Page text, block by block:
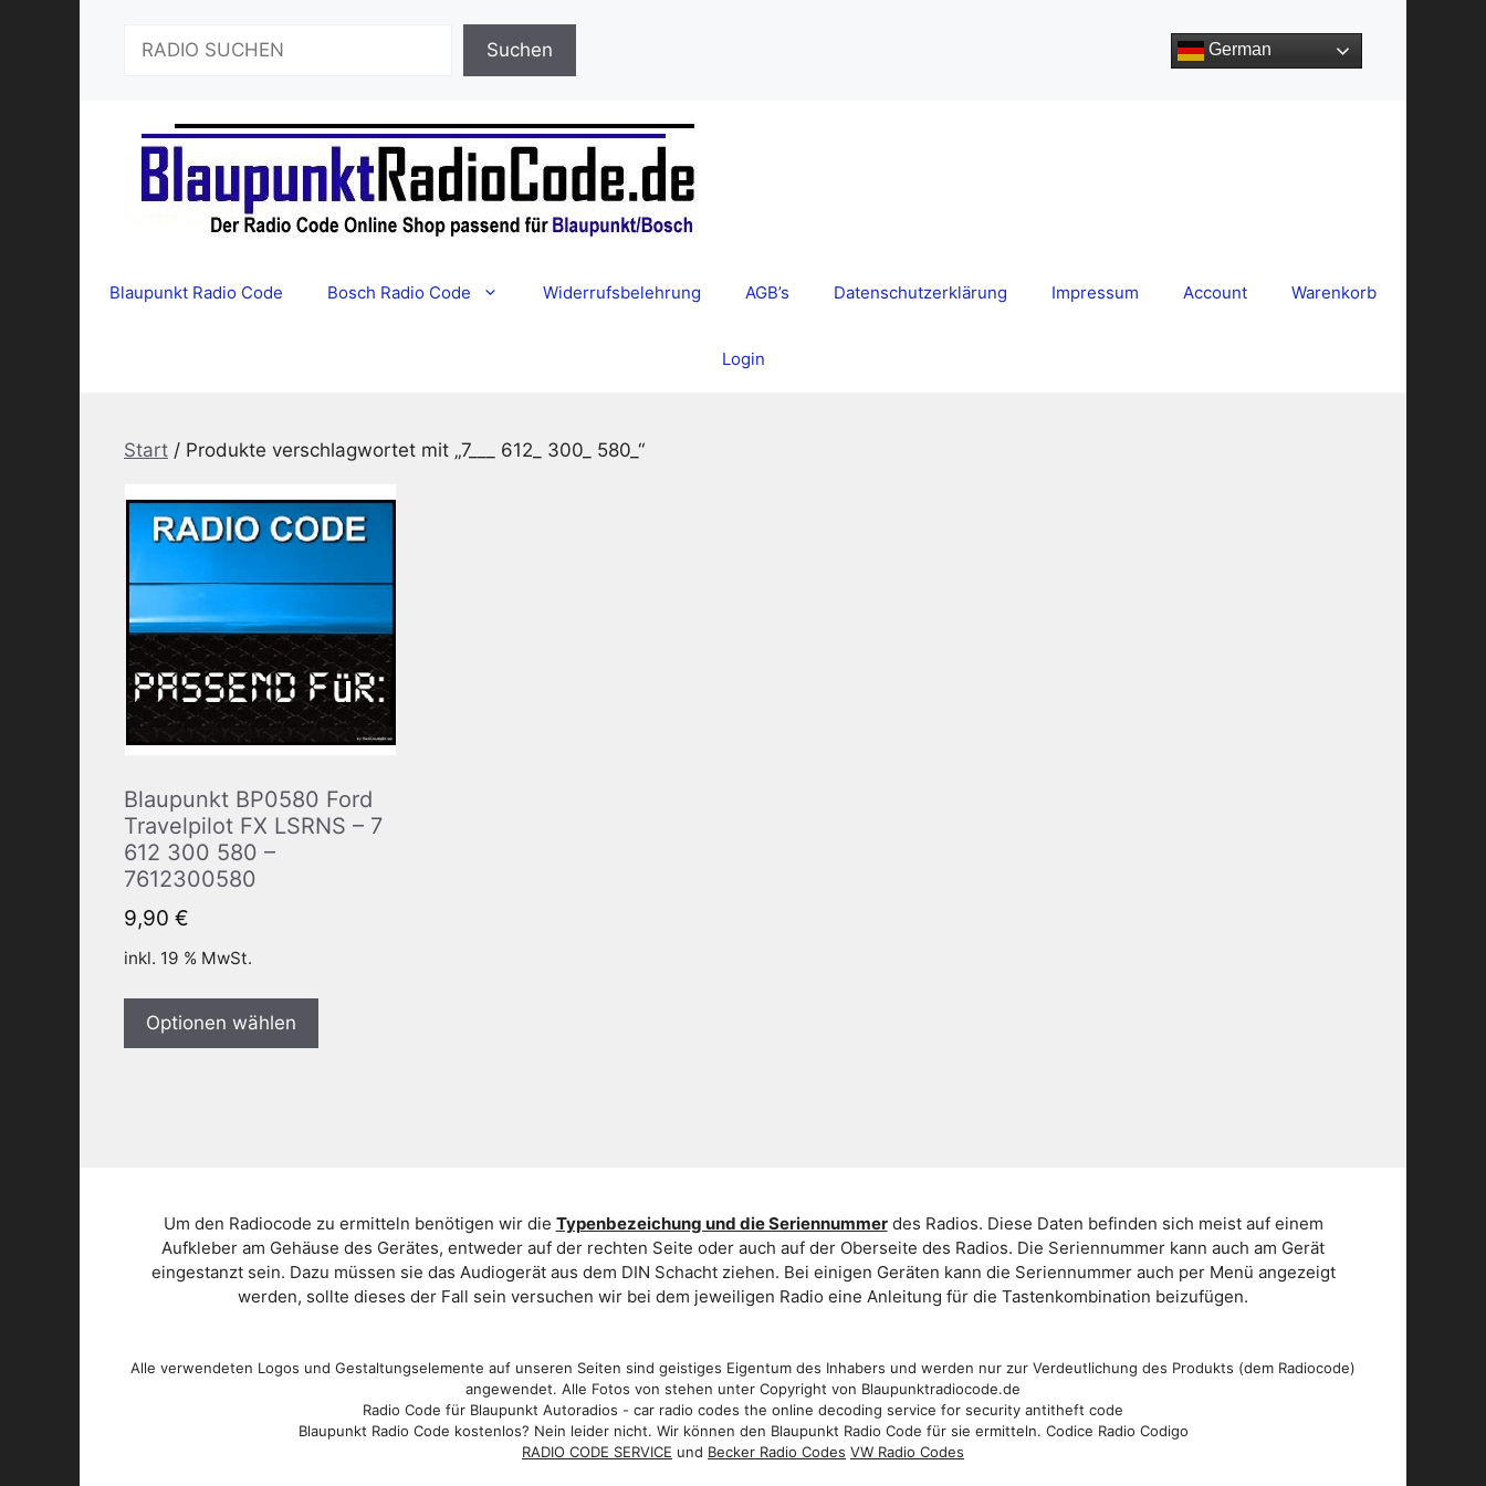
German
Suchen
Blaupunkt Radio Code Bosch Radio Code Widerrufsbelehrung AGB’s Datenschutzerklärung Impressum Account Warenkorb
Login
Start / Produkte verschlagwortet mit „7___ 612_ 300_ 580_“
Blaupunkt BP0580 Ford
Travelpilot FX LSRNS – 7
612 300 580 –
7612300580
9,90 €
inkl. 19 % MwSt.
Optionen wählen
Um den Radiocode zu ermitteln benötigen wir die Typenbezeichung und die Seriennummerdes Radios. Diese Daten befinden sich meist auf einem
Aufkleber am Gehäuse des Gerätes, entweder auf der rechten Seite oder auch auf der Oberseite des Radios. Die Seriennummer kann auch am Gerät
eingestanzt sein. Dazu müssen sie das Audiogerät aus dem DIN Schacht ziehen. Bei einigen Geräten kann die Seriennummer auch per Menü angezeigt
werden, sollte dieses der Fall sein versuchen wir bei dem jeweiligen Radio eine Anleitung für die Tastenkombination beizufügen.
Alle verwendeten Logos und Gestaltungselemente auf unseren Seiten sind geistiges Eigentum des Inhabers und werden nur zur Verdeutlichung des Produkts (dem Radiocode)
angewendet. Alle Fotos von stehen unter Copyright von Blaupunktradiocode.de
Radio Code für Blaupunkt Autoradios - car radio codes the online decoding service for security antitheft code
Blaupunkt Radio Code kostenlos? Nein leider nicht. Wir können den Blaupunkt Radio Code für sie ermitteln. Codice Radio Codigo
RADIO CODE SERVICE und Becker Radio Codes VW Radio Codes